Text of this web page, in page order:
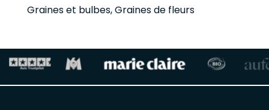
Graines et bulbes,Graines de fleurs